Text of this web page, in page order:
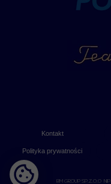
BM GROUP SP.Z.O.O NIP:
Polityka prywatności
Kontakt